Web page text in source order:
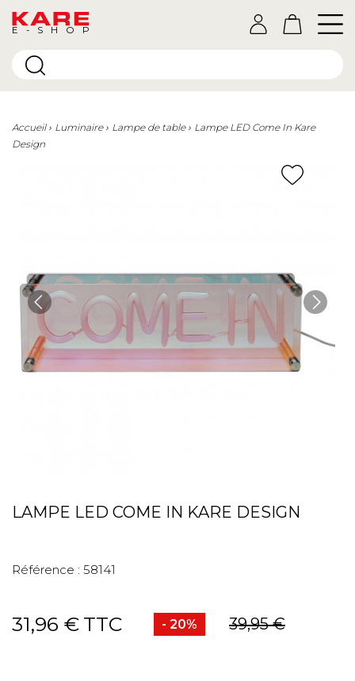
E-SHOP
Accueil Luminaire Lampe de table
Lampe LED Come In Kare
Design
LAMPE LED COME IN KARE DESIGN
Référence : 58141
31,96 € TTC - 20% 39,95 €